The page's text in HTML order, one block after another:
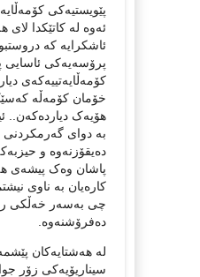
پێویستیەکی
ئەوە لە کاتێکدا
ئاشکرایە کە
پرۆسەیەکی ئاسایی
کۆمەڵایەتییەکەی
خۆمان کۆمەڵە
هۆیەک دیاردەکەن..
بە دوای گەرمکردنی
دەیقۆزنەوە و
پاشان وەک پیشەی
کارەیان بە ناوی
چی بەسەر خەڵکی
دەفرۆشنەوە.
لە هەشتایەکان
سیناریۆیەکی زۆر